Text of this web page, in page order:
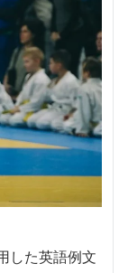
した英語例文